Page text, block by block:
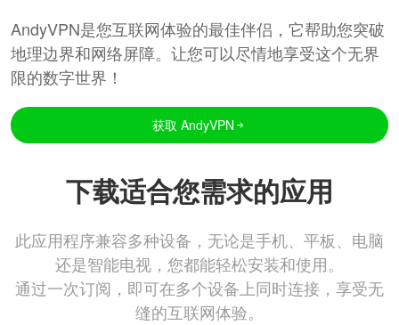
AndyVPN是您互联网体验的最佳伴侣，它帮助您突破
地理边界和网络屏障。让您可以尽情地享受这个无界
限的数字世界！
获取 AndyVPN
下载适合您需求的应用
此应用程序兼容多种设备，无论是手机、平板、电脑
还是智能电视，您都能轻松安装和使用。
通过一次订阅，即可在多个设备上同时连接，享受无
缝的互联网体验。